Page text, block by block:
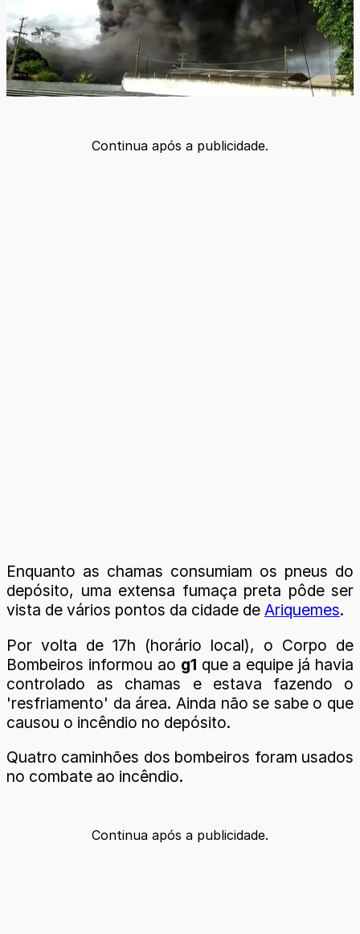
Continua após a publicidade.
Enquanto as chamas consumiam os pneus do
depósito, uma extensa fumaça preta pôde ser
vista de vários pontos da cidade de Ariquemes.
Por volta de 17h (horário local), o Corpo de
Bombeiros informou ao g1 que a equipe já havia
controlado as chamas e estava fazendo o
'resfriamento' da área. Ainda não se sabe o que
causou o incêndio no depósito.
Quatro caminhões dos bombeiros foram usados
no combate ao incêndio.
Continua após a publicidade.